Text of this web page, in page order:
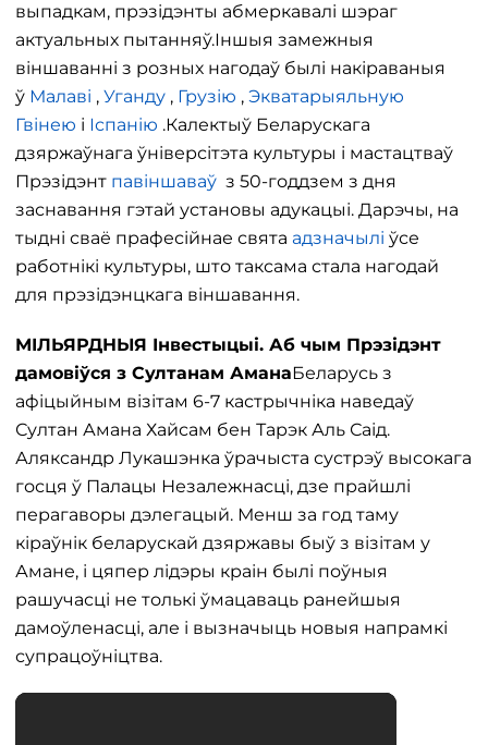
выпадкам, прэзідэнты абмеркавалі шэраг
актуальных пытанняў.Іншыя замежныя
віншаванні з розных нагодаў былі накіраваныя
ў Малаві , Уганду , Грузію , Экватарыяльную
Гвінею і Іспанію .Калектыў Беларускага
дзяржаўнага ўніверсітэта культуры і мастацтваў
Прэзідэнт павіншаваў з 50-годдзем з дня
заснавання гэтай установы адукацыі. Дарэчы, на
тыдні сваё прафесійнае свята адзначылі ўсе
работнікі культуры, што таксама стала нагодай
для прэзідэнцкага віншавання.
МІЛЬЯРДНЫЯ Інвестыцыі. Аб чым Прэзідэнт
дамовіўся з Султанам АманаБеларусь з
афіцыйным візітам 6-7 кастрычніка наведаў
Султан Амана Хайсам бен Тарэк Аль Саід.
Аляксандр Лукашэнка ўрачыста сустрэў высокага
госця ў Палацы Незалежнасці, дзе прайшлі
перагаворы дэлегацый. Менш за год таму
кіраўнік беларускай дзяржавы быў з візітам у
Амане, і цяпер лідэры краін былі поўныя
рашучасці не толькі ўмацаваць ранейшыя
дамоўленасці, але і вызначыць новыя напрамкі
супрацоўніцтва.